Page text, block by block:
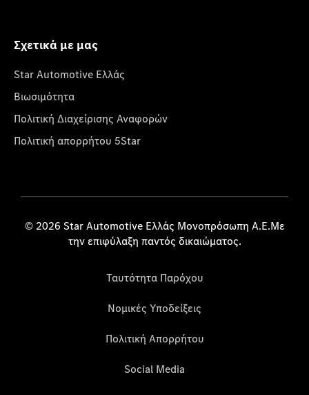
Σχετικά με μας
Star Automotive Ελλάς
Βιωσιμότητα
Πολιτική Διαχείρισης Αναφορών
Πολιτική απορρήτου 5Star
© 2026 Star Automotive Ελλάς Μονοπρόσωπη Α.Ε.Με
την επιφύλαξη παντός δικαιώματος.
Ταυτότητα Παρόχου
Νομικές Υποδείξεις
Πολιτική Απορρήτου
Social Media